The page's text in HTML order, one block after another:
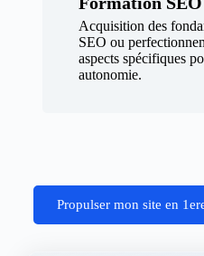
Acquisition des
SEO ou
aspects spécifiques
autonomie.
Propulser mon site en